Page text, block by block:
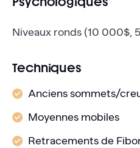
Niveaux ronds (10
Techniques
Anciens sommets/
Moyennes mobiles
Retracements de